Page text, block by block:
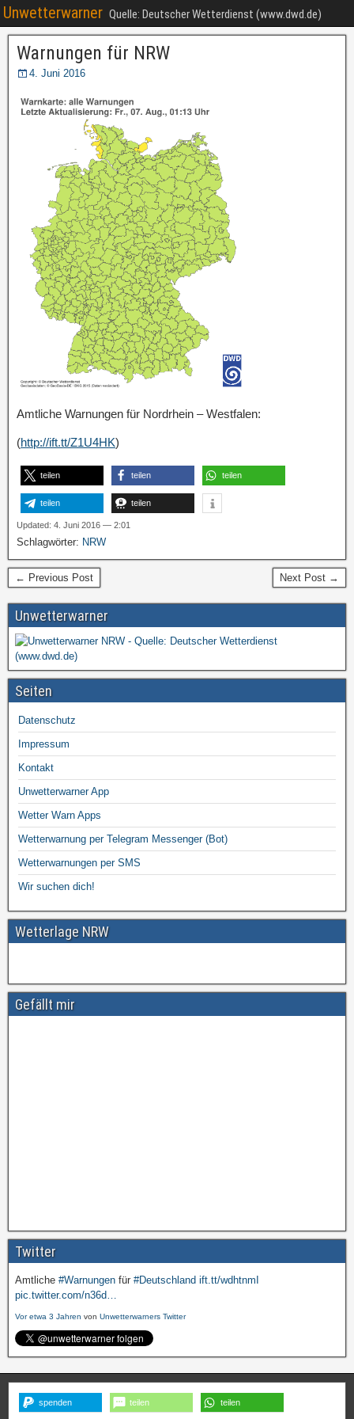
Unwetterwarner Quelle: Deutscher Wetterdienst (www.dwd.de)
Warnungen für NRW
4. Juni 2016
Amtliche Warnungen für Nordrhein – Westfalen:
(http://ift.tt/Z1U4HK)
teilen teilen teilen
teilen teilen
Updated: 4. Juni 2016 — 2:01
Schlagwörter: NRW
← Previous Post Next Post →
Unwetterwarner
Seiten
Datenschutz
Impressum
Kontakt
Unwetterwarner App
Wetter Warn Apps
Wetterwarnung per Telegram Messenger (Bot)
Wetterwarnungen per SMS
Wir suchen dich!
Wetterlage NRW
Gefällt mir
Twitter
Amtliche #Warnungen für #Deutschland ift.tt/wdhtnmI
pic.twitter.com/n36d…
Vor etwa 3 Jahren von Unwetterwarners Twitter
spenden teilen teilen